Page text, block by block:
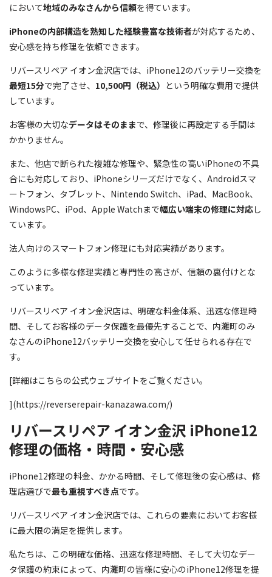
において地域のみなさんから信頼を得ています。
iPhoneの内部構造を熟知した経験豊富な技術者が対応するため、
安心感を持ち修理を依頼できます。
リバースリペア イオン金沢店では、iPhone12のバッテリー交換を
最短15分で完了させ、 10,500円（税込） という明確な費用で提供
しています。
お客様の大切なデータはそのままで、修理後に再設定する手間は
かかりません。
また、他店で断られた複雑な修理や、緊急性の高いiPhoneの不具
合にも対応しており、iPhoneシリーズだけでなく、Androidスマ
ートフォン、タブレット、Nintendo Switch、iPad、MacBook、
WindowsPC、iPod、Apple Watchまで幅広い端末の修理に対応し
ています。
法人向けのスマートフォン修理にも対応実績があります。
このように多様な修理実績と専門性の高さが、信頼の裏付けとな
っています。
リバースリペア イオン金沢店は、明確な料金体系、迅速な修理時
間、そしてお客様のデータ保護を最優先することで、内灘町のみ
なさんのiPhone12バッテリー交換を安心して任せられる存在で
す。
[詳細はこちらの公式ウェブサイトをご覧ください。
](https://reverserepair-kanazawa.com/)
リバースリペア イオン金沢 iPhone12
修理の価格・時間・安心感
iPhone12修理の料金、かかる時間、そして修理後の安心感は、修
理店選びで最も重視すべき点です。
リバースリペア イオン金沢店では、これらの要素においてお客様
に最大限の満足を提供します。
私たちは、この明確な価格、迅速な修理時間、そして大切なデー
タ保護の約束によって、内灘町の皆様に安心のiPhone12修理を提